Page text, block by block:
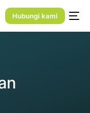
Hubungi kami